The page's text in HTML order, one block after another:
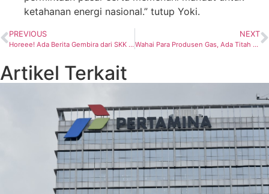
ketahanan energi nasional.” tutup Yoki.
PREVIOUS
Horeee! Ada Berita Gembira dari SKK Migas untuk Para Pembeli Gas
NEXT
Wahai Para Produsen Gas, Ada Titah dari SKK Migas; Produksilah Gas Sebanyak-Banyaknya
Artikel Terkait